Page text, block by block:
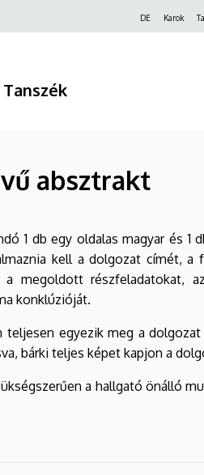
DE Karok
absztrakt
1 db egy oldalas magyar és
kell a dolgozat címét,
részfeladatokat,
konklúzióját.
egyezik meg a
bárki teljes képet kapjon a
a hallgató önálló